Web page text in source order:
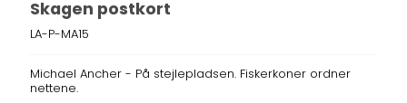
Skagen postkort
LA-P-MA15
Michael Ancher - På stejlepladsen. Fiskerkoner ordner
nettene.